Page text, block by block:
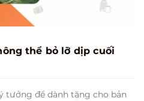
thể bỏ lỡ dịp cuối
tưởng để dành tặng cho bản